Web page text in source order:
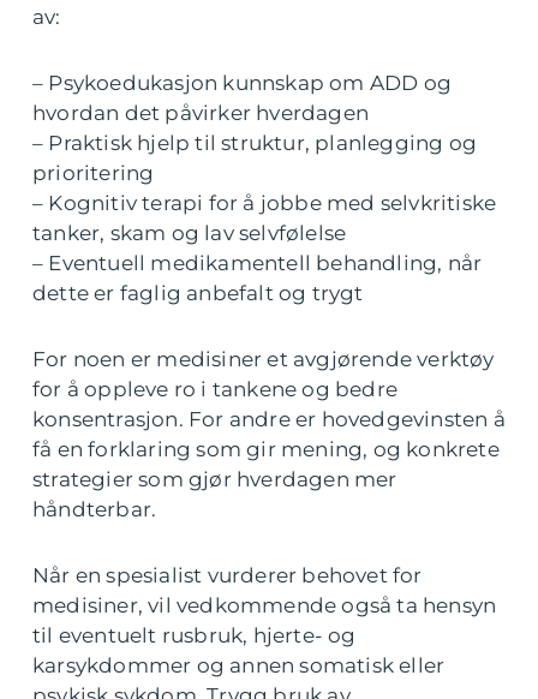
av:
– Psykoedukasjon kunnskap om ADD og
hvordan det påvirker hverdagen
– Praktisk hjelp til struktur, planlegging og
prioritering
– Kognitiv terapi for å jobbe med selvkritiske
tanker, skam og lav selvfølelse
– Eventuell medikamentell behandling, når
dette er faglig anbefalt og trygt
For noen er medisiner et avgjørende verktøy
for å oppleve ro i tankene og bedre
konsentrasjon. For andre er hovedgevinsten å
få en forklaring som gir mening, og konkrete
strategier som gjør hverdagen mer
håndterbar.
Når en spesialist vurderer behovet for
medisiner, vil vedkommende også ta hensyn
til eventuelt rusbruk, hjerte- og
karsykdommer og annen somatisk eller